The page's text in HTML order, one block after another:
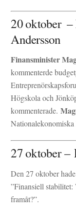
20 oktober –
Andersson
Finansminister
kommenterde
Högskola och
kommenterade.
27 oktober –
Den 27 oktober
”Finansiell
framåt?”.